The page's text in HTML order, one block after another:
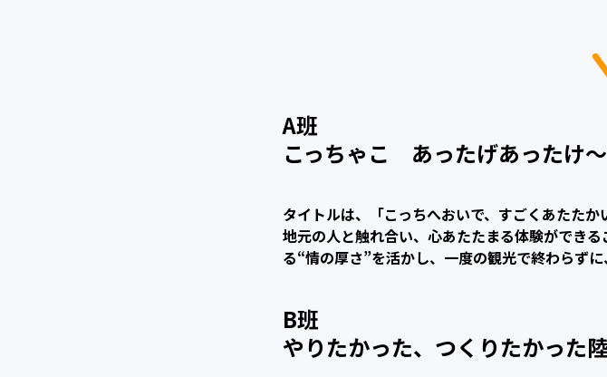
A班
こっちゃこ あったげあったけ
タイトルは、「こっちへおいで、すごくあたた
地元の人と触れ合い、心あたたまる体験ができ
る“情の厚さ”を活かし、一度の観光で終わらず
B班
やりたかった、つくりたかった